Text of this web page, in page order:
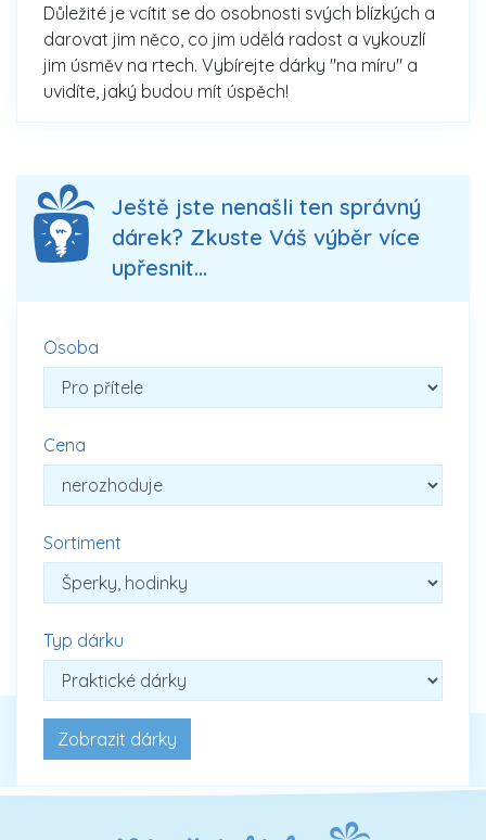
Důležité je vcítit se do osobnosti svých blízkých a
darovat jim něco, co jim udělá radost a vykouzlí
jim úsměv na rtech. Vybírejte dárky "na míru" a
uvidíte, jaký budou mít úspěch!
Ještě jste nenašli ten správný
dárek? Zkuste Váš výběr více
upřesnit...
Osoba
Cena
Sortiment
Typ dárku